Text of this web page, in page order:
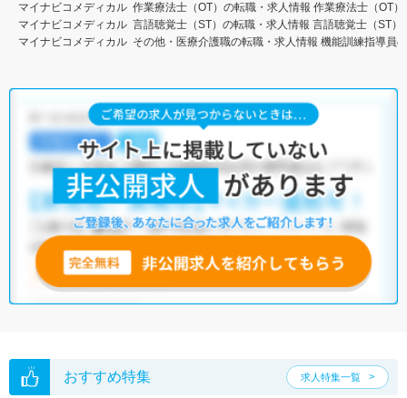
マイナビコメディカル 作業療法士（OT）の転職・求人情報 作業療法士（OT
マイナビコメディカル 言語聴覚士（ST）の転職・求人情報 言語聴覚士（ST）
マイナビコメディカル その他・医療介護職の転職・求人情報 機能訓練指導員
おすすめ特集 求人特集一覧